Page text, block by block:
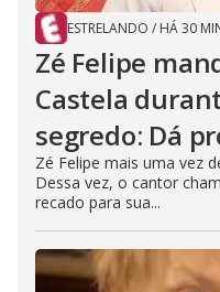
ESTRELANDO / HÁ 30
Zé Felipe
Castela
segredo: Dá
Zé Felipe mais uma vez
Dessa vez, o cantor
recado para sua...